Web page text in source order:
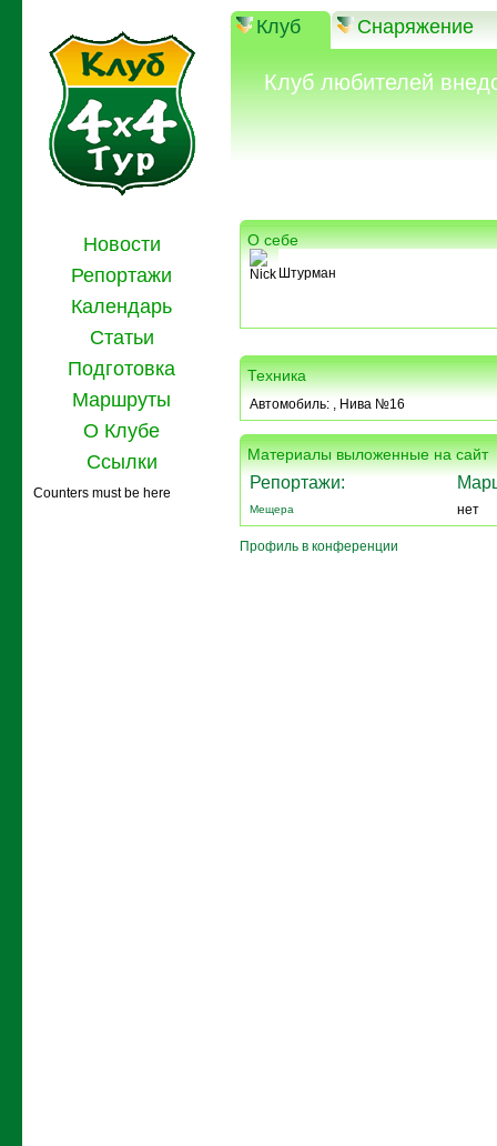
Клуб Снаряжение
Клуб любителей
Новости
Репортажи
Календарь
Статьи
Подготовка
Маршруты
О Клубе
Ссылки
Counters must be here
О себе
Nick Штурман
Техника
Автомобиль: , Нива №16
Материалы выложенные на сайт
Репортажи:
Мещера нет
Профиль в конференции